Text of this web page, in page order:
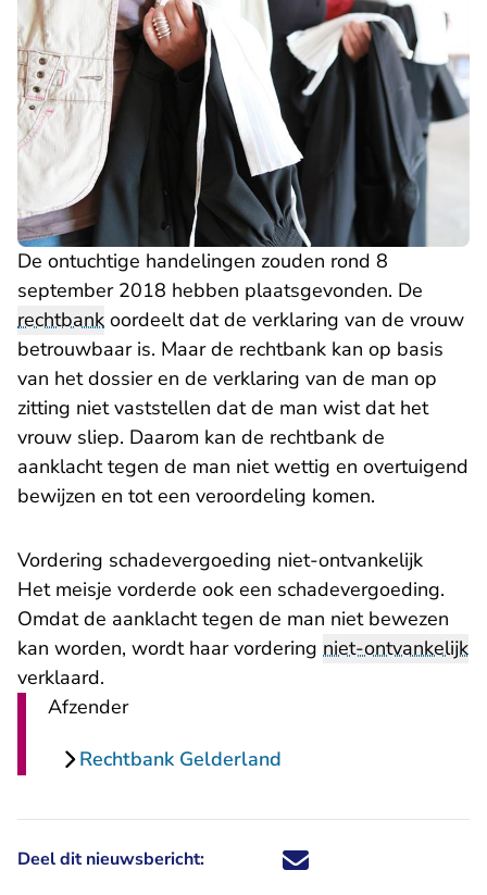
De ontuchtige handelingen zouden rond 8
september 2018 hebben plaatsgevonden. De
rechtbank oordeelt dat de verklaring van de vrouw
betrouwbaar is. Maar de rechtbank kan op basis
van het dossier en de verklaring van de man op
zitting niet vaststellen dat de man wist dat het
vrouw sliep. Daarom kan de rechtbank de
aanklacht tegen de man niet wettig en overtuigend
bewijzen en tot een veroordeling komen.
Vordering schadevergoeding niet-ontvankelijk
Het meisje vorderde ook een schadevergoeding.
Omdat de aanklacht tegen de man niet bewezen
kan worden, wordt haar vordering niet-ontvankelijk
verklaard.
Afzender
Rechtbank Gelderland
Deel dit nieuwsbericht: Deel dit nieuwsbericht via X -
Deel dit nieuwsbericht via
Deel dit nieuwsbericht
Deel dit